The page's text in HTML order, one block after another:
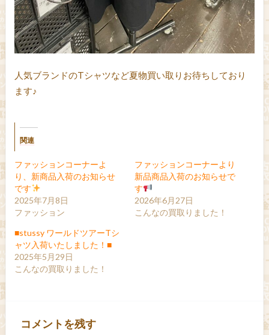
人気ブランドのTシャツなど夏物買い取りお待ちしており
ます♪
関連
ファッションコーナーよ
り、新商品入荷のお知らせ
です
2025年7月8日
ファッション
ファッションコーナーより
新品商品入荷のお知らせで
す
2026年6月27日
こんなの買取りました！
■stussy ワールドツアーTシ
ャツ入荷いたしました！■
2025年5月29日
こんなの買取りました！
コメントを残す